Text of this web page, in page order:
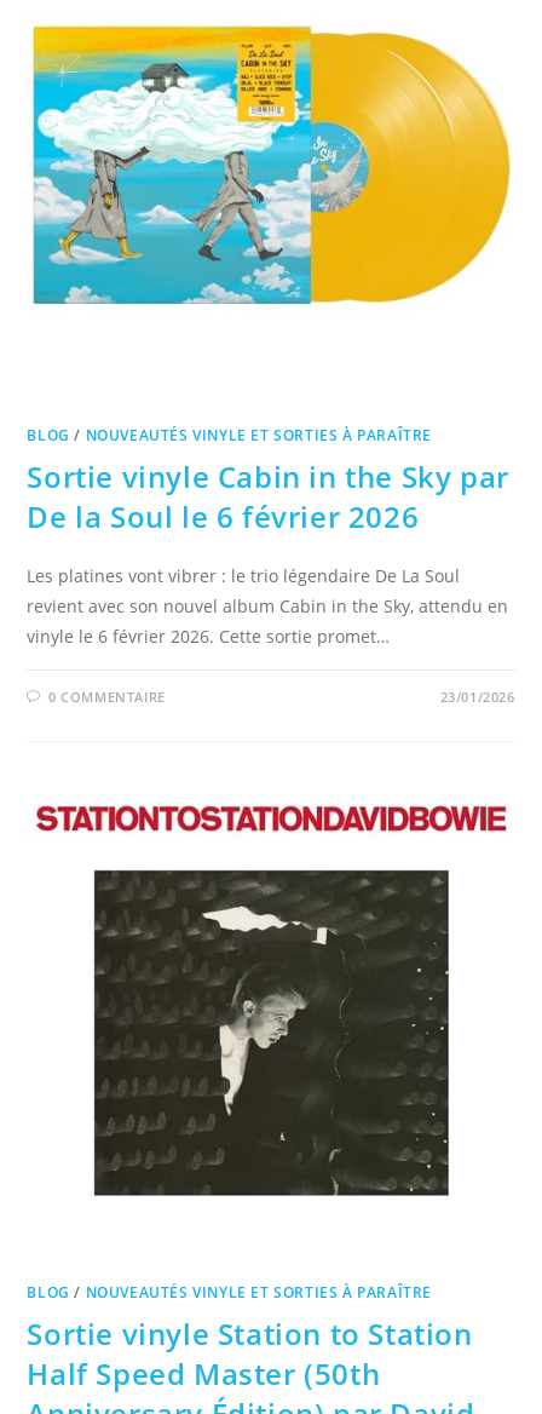
BLOG / NOUVEAUTÉS VINYLE ET SORTIES À PARAÎTRE
Sortie vinyle Cabin in the Sky par
De la Soul le 6 février 2026
Les platines vont vibrer : le trio légendaire De La Soul
revient avec son nouvel album Cabin in the Sky, attendu en
vinyle le 6 février 2026. Cette sortie promet…
0 COMMENTAIRE 23/01/2026
BLOG / NOUVEAUTÉS VINYLE ET SORTIES À PARAÎTRE
Sortie vinyle Station to Station
Half Speed Master (50th